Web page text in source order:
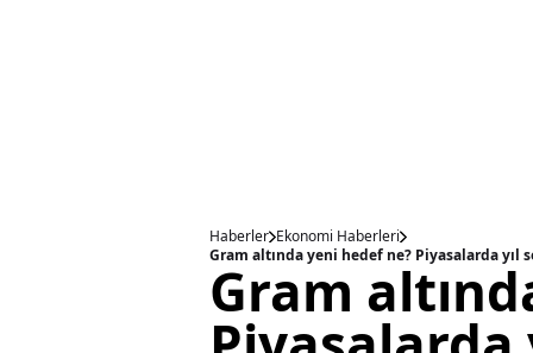
Haberler Ekonomi Haberleri
Gram altında yeni hedef ne? Piyasalarda yıl
Gram